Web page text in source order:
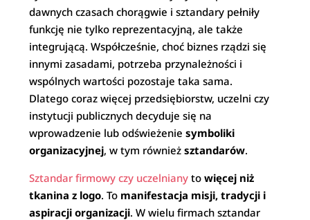
dawnych czasach chorągwie i sztandary pełniły
funkcję nie tylko reprezentacyjną, ale także
integrującą. Współcześnie, choć biznes rządzi się
innymi zasadami, potrzeba przynależności i
wspólnych wartości pozostaje taka sama.
Dlatego coraz więcej przedsiębiorstw, uczelni czy
instytucji publicznych decyduje się na
wprowadzenie lub odświeżeniesymboliki
organizacyjnej, w tym równieższtandarów.
Sztandar firmowy czy uczelniany towięcej niż
tkanina z logo. To manifestacja misji, tradycji i
aspiracji organizacji. W wielu firmach sztandar